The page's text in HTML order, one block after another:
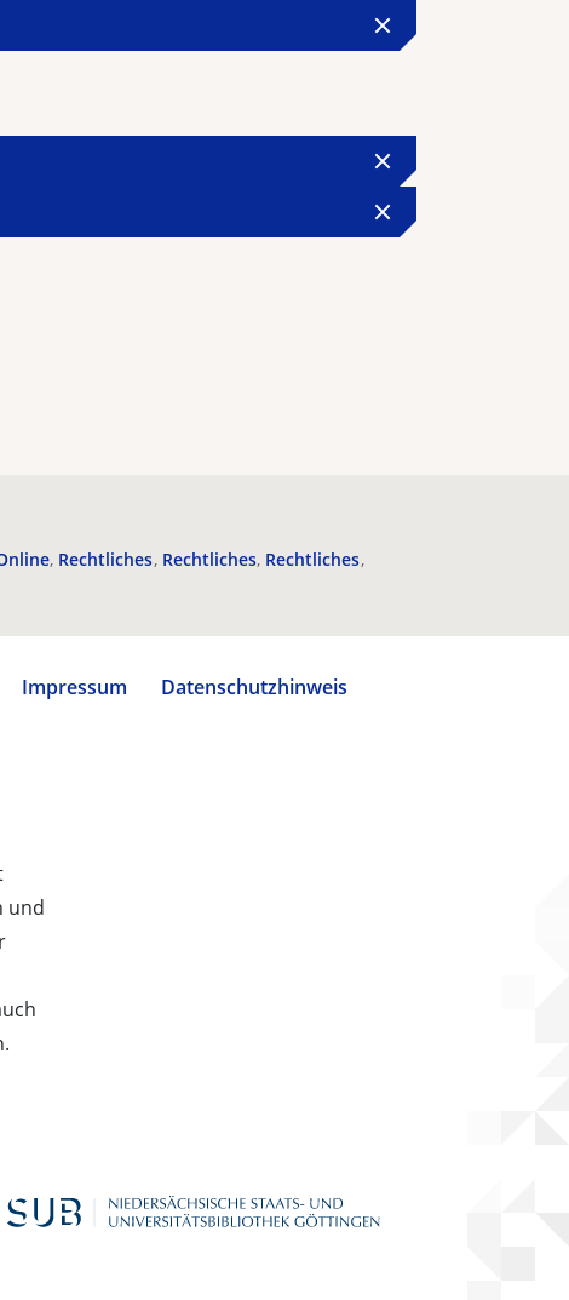
Rechtliches Rechtliches Rechtliches
Impressum
Datenschutzhinweis
und